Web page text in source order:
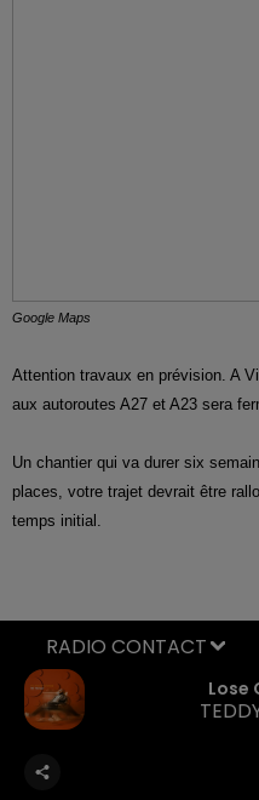
Google Maps
Attention travaux en prévision. A
aux autoroutes A27 et A23 sera
Un chantier qui va durer six
places, votre trajet devrait être
temps initial.
Lose